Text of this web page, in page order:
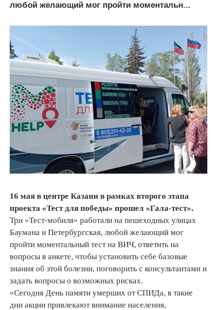
любой желающий мог пройти моментальн...
16 мая в центре Казани в рамках второго этапа
проекта «Тест для победы» прошел «Гала-тест».
Три «Тест-мобиля» работали на пешеходных улицах
Баумана и Петербургская, любой желающий мог
пройти моментальный тест на ВИЧ, ответить на
вопросы в анкете, чтобы установить себе базовые
знания об этой болезни, поговорить с консультантами и
задать вопросы о возможных рисках.
«Сегодня День памяти умерших от СПИДа, в такие
дни акции привлекают внимание населения,